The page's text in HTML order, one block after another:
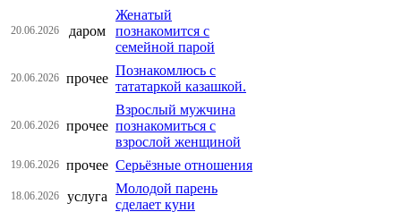
20.06.2026 даром
Женатый
познакомится с
семейной парой
20.06.2026 прочее
Познакомлюсь с
тататаркой казашкой.
20.06.2026 прочее
Взрослый мужчина
познакомиться с
взрослой женщиной
19.06.2026 прочее Серьёзные отношения
18.06.2026 услуга
Молодой парень
сделает куни